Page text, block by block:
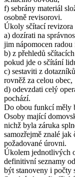
f) sebrány materiál
osobně revisorovi.
Úkoly sčítací
a) dozírati na
jim nápomocen
b) z přehledů
pokud jde o sčítání
c) sestaviti z
rovněž za celou obec,
d) odevzdati celý
pochází.
Do obou funkcí měly
Osoby mající
nichž byla záruka
samozřejmě znalé jak
požadované úrovni.
Úkolem jednotlivých
definitivní seznamy
být stanoveny i počty